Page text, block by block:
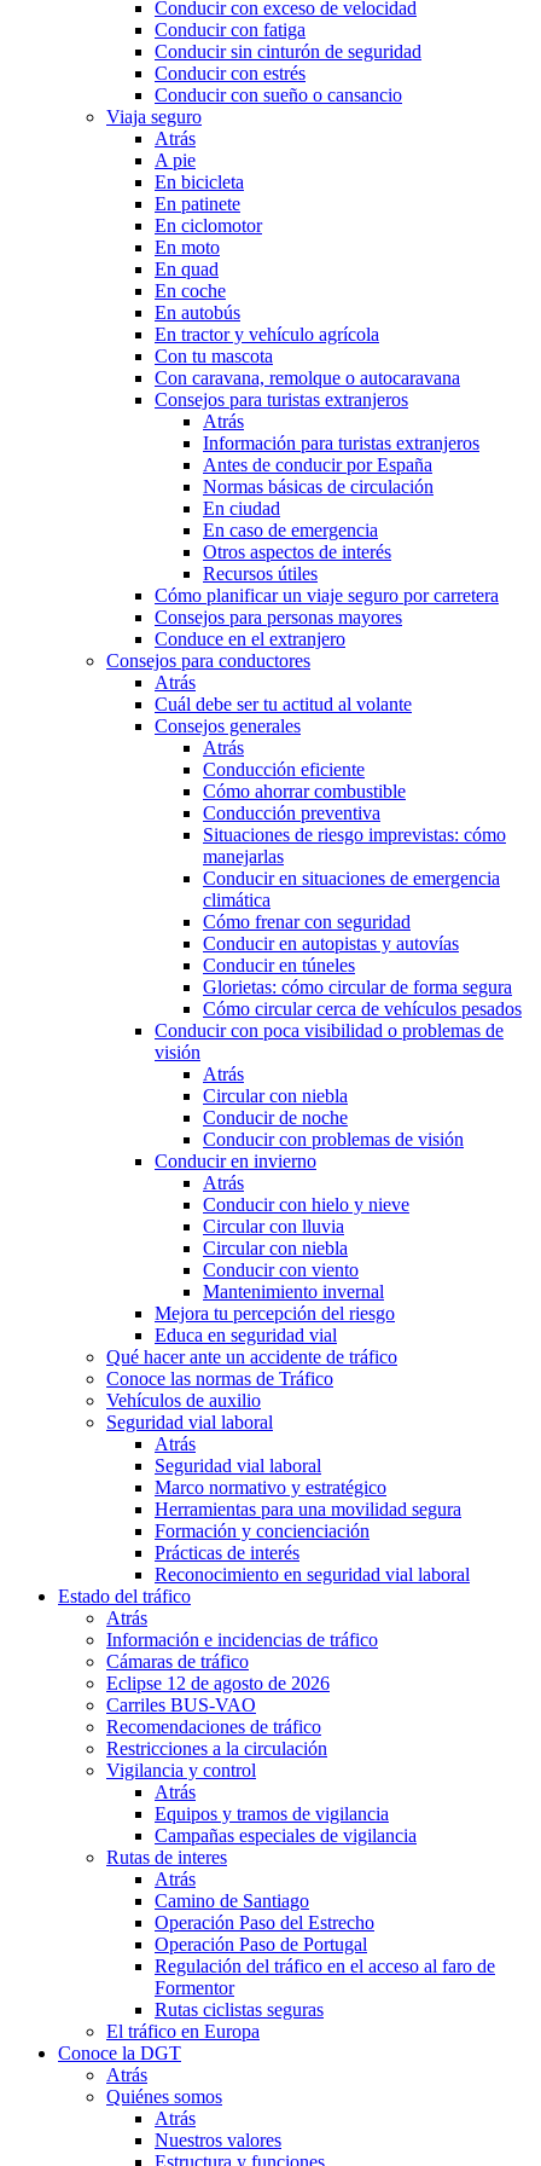
Conducir con exceso de velocidad
Conducir con fatiga
Conducir sin cinturón de seguridad
Conducir con estrés
Conducir con sueño o cansancio
Viaja seguro
Atrás
A pie
En bicicleta
En patinete
En ciclomotor
En moto
En quad
En coche
En autobús
En tractor y vehículo agrícola
Con tu mascota
Con caravana, remolque o autocaravana
Consejos para turistas extranjeros
Atrás
Información para turistas extranjeros
Antes de conducir por España
Normas básicas de circulación
En ciudad
En caso de emergencia
Otros aspectos de interés
Recursos útiles
Cómo planificar un viaje seguro por carretera
Consejos para personas mayores
Conduce en el extranjero
Consejos para conductores
Atrás
Cuál debe ser tu actitud al volante
Consejos generales
Atrás
Conducción eficiente
Cómo ahorrar combustible
Conducción preventiva
Situaciones de riesgo imprevistas: cómo
manejarlas
Conducir en situaciones de emergencia
climática
Cómo frenar con seguridad
Conducir en autopistas y autovías
Conducir en túneles
Glorietas: cómo circular de forma segura
Cómo circular cerca de vehículos pesados
Conducir con poca visibilidad o problemas de
visión
Atrás
Circular con niebla
Conducir de noche
Conducir con problemas de visión
Conducir en invierno
Atrás
Conducir con hielo y nieve
Circular con lluvia
Circular con niebla
Conducir con viento
Mantenimiento invernal
Mejora tu percepción del riesgo
Educa en seguridad vial
Qué hacer ante un accidente de tráfico
Conoce las normas de Tráfico
Vehículos de auxilio
Seguridad vial laboral
Atrás
Seguridad vial laboral
Marco normativo y estratégico
Herramientas para una movilidad segura
Formación y concienciación
Prácticas de interés
Reconocimiento en seguridad vial laboral
Estado del tráfico
Atrás
Información e incidencias de tráfico
Cámaras de tráfico
Eclipse 12 de agosto de 2026
Carriles BUS-VAO
Recomendaciones de tráfico
Restricciones a la circulación
Vigilancia y control
Atrás
Equipos y tramos de vigilancia
Campañas especiales de vigilancia
Rutas de interes
Atrás
Camino de Santiago
Operación Paso del Estrecho
Operación Paso de Portugal
Regulación del tráfico en el acceso al faro de
Formentor
Rutas ciclistas seguras
El tráfico en Europa
Conoce la DGT
Atrás
Quiénes somos
Atrás
Nuestros valores